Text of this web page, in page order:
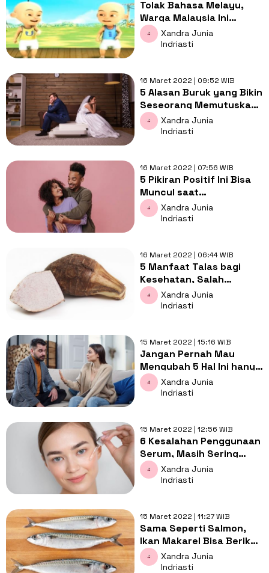
Tolak Bahasa Melayu,
Warga Malaysia Ini
Larang Indonesia
Menonton Upin-Ipin
Xandra Junia
Indriasti
16 Maret 2022 | 09:52 WIB
5 Alasan Buruk yang Bikin
Seseorang Memutuskan
untuk Menikah, Bisa
Berdampak Negatif
Xandra Junia
Indriasti
16 Maret 2022 | 07:56 WIB
5 Pikiran Positif Ini Bisa
Muncul saat
Berhubungan dengan
Pria yang Tepat, Wanita
Xandra Junia
Indriasti
16 Maret 2022 | 06:44 WIB
5 Manfaat Talas bagi
Kesehatan, Salah
Satunya Meningkatkan
Kekuatan Tulang
Xandra Junia
Indriasti
15 Maret 2022 | 15:16 WIB
Jangan Pernah Mau
Mengubah 5 Hal Ini hanya
Demi Kebahagiaan
Pasangan
Xandra Junia
Indriasti
15 Maret 2022 | 12:56 WIB
6 Kesalahan Penggunaan
Serum, Masih Sering
Dilakukan Banyak Orang!
Xandra Junia
Indriasti
15 Maret 2022 | 11:27 WIB
Sama Seperti Salmon,
Ikan Makarel Bisa Berikan
5 Manfaat Ini bagi
Kesehatan
Xandra Junia
Indriasti